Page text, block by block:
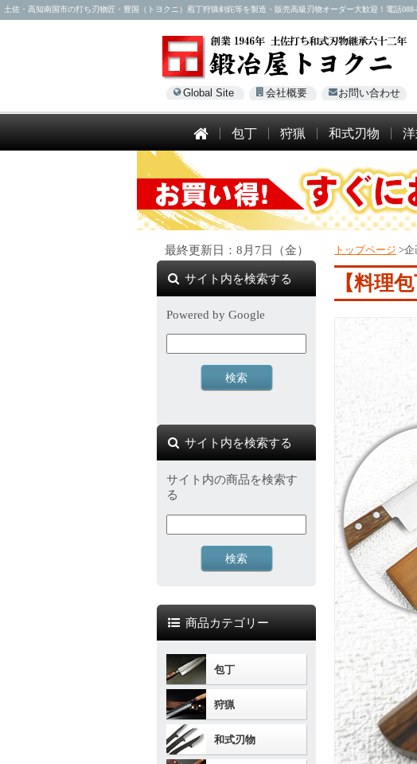
土佐・高知南国市の打ち刃物匠・豊国（トヨクニ）庖丁狩猟剣鉈等を製造・販売高級刃物オーダー大歓迎！電話
Global Site 会社概要 お問い合わせ
包丁 狩猟 和式刃物
トップページ >企
【料理
最終更新日：8月7日（金）
サイト内を検索する
Powered by Google
サイト内を検索する
サイト内の商品を検索す
る
商品カテゴリー
包丁
狩猟
和式刃物